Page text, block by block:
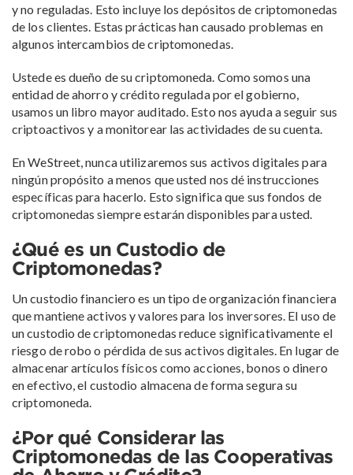
y no reguladas. Esto incluye los depósitos de criptomonedas
de los clientes. Estas prácticas han causado problemas en
algunos intercambios de criptomonedas.
Ustede es dueño de su criptomoneda. Como somos una
entidad de ahorro y crédito regulada por el gobierno,
usamos un libro mayor auditado. Esto nos ayuda a seguir sus
criptoactivos y a monitorear las actividades de su cuenta.
En WeStreet, nunca utilizaremos sus activos digitales para
ningún propósito a menos que usted nos dé instrucciones
específicas para hacerlo. Esto significa que sus fondos de
criptomonedas siempre estarán disponibles para usted.
¿Qué es un Custodio de
Criptomonedas?
Un custodio financiero es un tipo de organización financiera
que mantiene activos y valores para los inversores. El uso de
un custodio de criptomonedas reduce significativamente el
riesgo de robo o pérdida de sus activos digitales. En lugar de
almacenar artículos físicos como acciones, bonos o dinero
en efectivo, el custodio almacena de forma segura su
criptomoneda.
¿Por qué Considerar las
Criptomonedas de las Cooperativas